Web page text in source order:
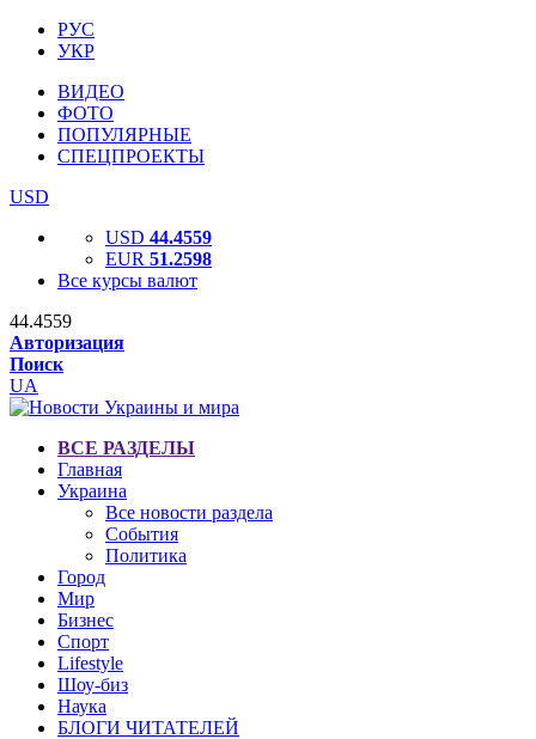
РУС
УКР
ВИДЕО
ФОТО
ПОПУЛЯРНЫЕ
СПЕЦПРОЕКТЫ
USD
USD 44.4559
EUR 51.2598
Все курсы валют
44.4559
Авторизация
Поиск
UA
ВСЕ РАЗДЕЛЫ
Главная
Украина
Все новости раздела
События
Политика
Город
Мир
Бизнес
Спорт
Lifestyle
Шоу-биз
Наука
БЛОГИ ЧИТАТЕЛЕЙ